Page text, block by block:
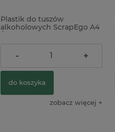
Plastik do tuszów
alkoholowych ScrapEgo A4
/ 1szt. czarny
5,90 zł
- +
do koszyka
zobacz więcej